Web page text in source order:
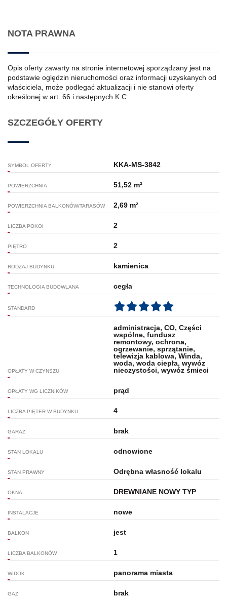
NOTA PRAWNA
Opis oferty zawarty na stronie internetowej sporządzany jest na
podstawie oględzin nieruchomości oraz informacji uzyskanych od
właściciela, może podlegać aktualizacji i nie stanowi oferty
określonej w art. 66 i następnych K.C.
SZCZEGÓŁY OFERTY
SYMBOL OFERTY KKA-MS-3842
POWIERZCHNIA 51,52 m²
POWIERZCHNIA BALKONÓW/TARASÓW 2,69 m²
LICZBA POKOI 2
PIĘTRO 2
RODZAJ BUDYNKU kamienica
TECHNOLOGIA BUDOWLANA cegła
STANDARD
OPŁATY W CZYNSZU
administracja, CO, Części
wspólne, fundusz
remontowy, ochrona,
ogrzewanie, sprzątanie,
telewizja kablowa, Winda,
woda, woda ciepła, wywóz
nieczystości, wywóz śmieci
OPŁATY WG LICZNIKÓW prąd
LICZBA PIĘTER W BUDYNKU 4
GARAŻ brak
STAN LOKALU odnowione
STAN PRAWNY Odrębna własność lokalu
OKNA DREWNIANE NOWY TYP
INSTALACJE nowe
BALKON jest
LICZBA BALKONÓW 1
WIDOK panorama miasta
GAZ brak